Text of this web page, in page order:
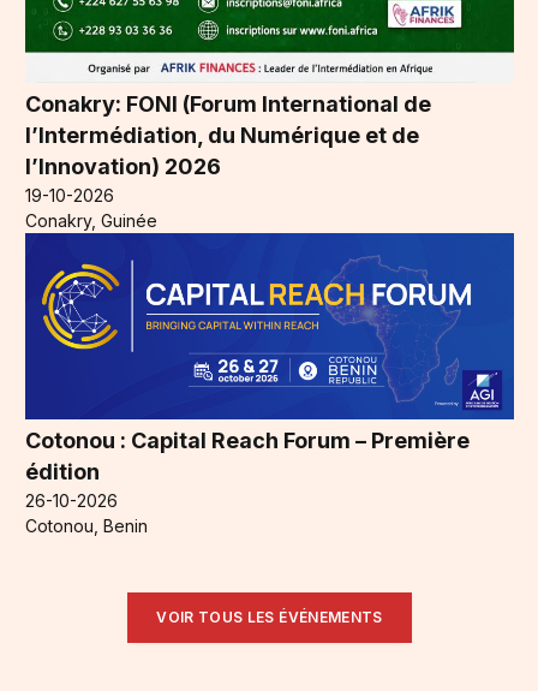
Conakry: FONI (Forum International de
l’Intermédiation, du Numérique et de
l’Innovation) 2026
19-10-2026
Conakry, Guinée
Cotonou : Capital Reach Forum – Première
édition
26-10-2026
Cotonou, Benin
VOIR TOUS LES ÉVÉNEMENTS